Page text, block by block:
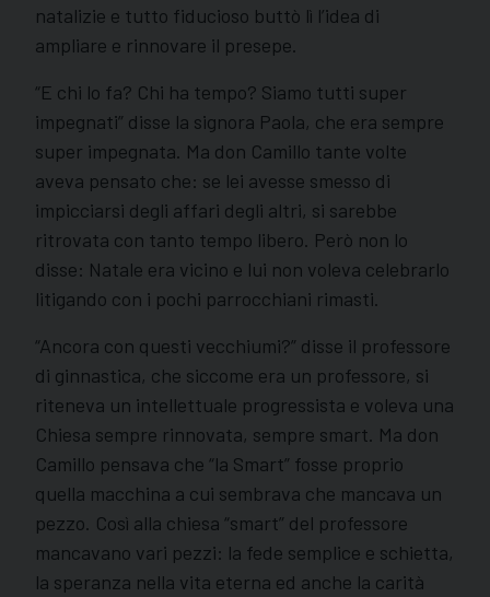
natalizie e tutto fiducioso buttò lì l’idea di
ampliare e rinnovare il presepe.
“E chi lo fa? Chi ha tempo? Siamo tutti super
impegnati” disse la signora Paola, che era sempre
super impegnata. Ma don Camillo tante volte
aveva pensato che: se lei avesse smesso di
impicciarsi degli affari degli altri, si sarebbe
ritrovata con tanto tempo libero. Però non lo
disse: Natale era vicino e lui non voleva celebrarlo
litigando con i pochi parrocchiani rimasti.
“Ancora con questi vecchiumi?” disse il professore
di ginnastica, che siccome era un professore, si
riteneva un intellettuale progressista e voleva una
Chiesa sempre rinnovata, sempre smart. Ma don
Camillo pensava che “la Smart” fosse proprio
quella macchina a cui sembrava che mancava un
pezzo. Così alla chiesa “smart” del professore
mancavano vari pezzi: la fede semplice e schietta,
la speranza nella vita eterna ed anche la carità